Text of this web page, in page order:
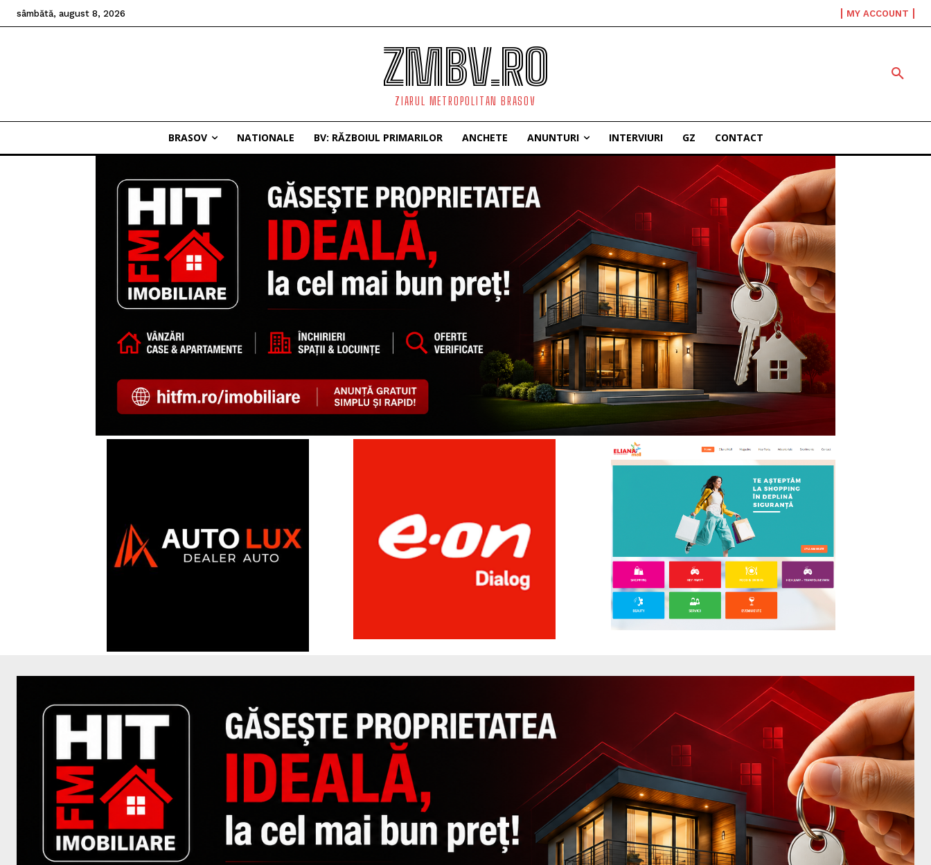
sâmbătă, august 8, 2026 MY ACCOUNT
ZMBV.RO
ZIARUL METROPOLITAN BRASOV
BRASOV NATIONALE BV: RĂZBOIUL PRIMARILOR ANCHETE ANUNTURI INTERVIURI GZ CONTACT